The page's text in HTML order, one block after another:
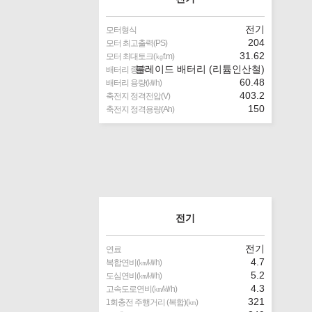
모터형식 전기
모터 최고출력(PS) 204
모터 최대토크(㎏f.m) 31.62
배터리 종류블레이드 배터리 (리튬인산철)
배터리 용량(㎾h) 60.48
축전지 정격전압(V) 403.2
축전지 정격용량(Ah) 150
전기
연료 전기
복합연비(㎞/㎾h) 4.7
도심연비(㎞/㎾h) 5.2
고속도로연비(㎞/㎾h) 4.3
1회충전 주행거리 (복합)(㎞) 321